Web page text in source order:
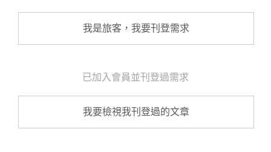
我是旅客，我要刊登需求
已加入會員並刊登過需求
我要檢視我刊登過的文章